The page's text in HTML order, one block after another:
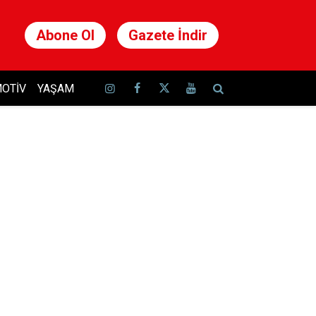
Abone Ol Gazete İndir
YAŞAM